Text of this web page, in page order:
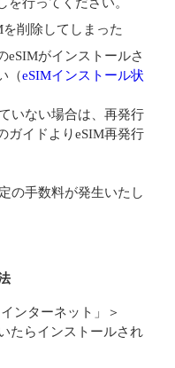
削除してしまった
eSIMがインストールさ
（eSIMインストール状
いない場合は、再発行
ガイドよりeSIM再発行
の手数料が発生いたし
ンターネット」＞
たらインストールされ